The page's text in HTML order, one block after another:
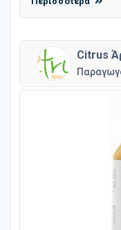
Citrus